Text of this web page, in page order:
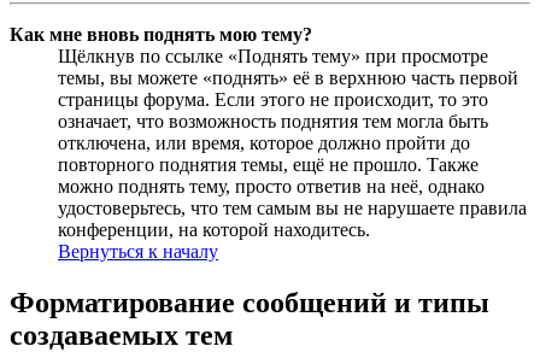
Как мне вновь поднять мою тему?
Щёлкнув по ссылке «Поднять тему» при просмотре
темы, вы можете «поднять» её в верхнюю часть первой
страницы форума. Если этого не происходит, то это
означает, что возможность поднятия тем могла быть
отключена, или время, которое должно пройти до
повторного поднятия темы, ещё не прошло. Также
можно поднять тему, просто ответив на неё, однако
удостоверьтесь, что тем самым вы не нарушаете правила
конференции, на которой находитесь.
Вернуться к началу
Форматирование сообщений и типы
создаваемых тем